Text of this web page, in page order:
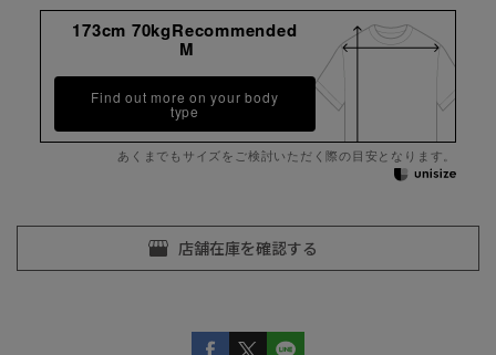
173cm 70kgRecommended
M
Find out more on your body
type
あくまでもサイズをご検討いただく際の目安となります。